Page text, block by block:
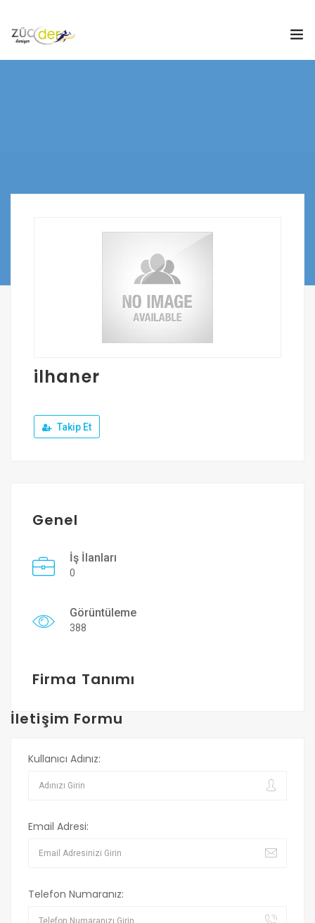
Giriş Yap
ilhaner
Takip Et
Genel
İş İlanları
0
Görüntüleme
388
Firma Tanımı
İletişim Formu
Kullanıcı Adınız:
Email Adresi:
Telefon Numaranız: